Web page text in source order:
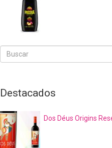
Buscar
Buscar
Destacados
Dos Déus Origins